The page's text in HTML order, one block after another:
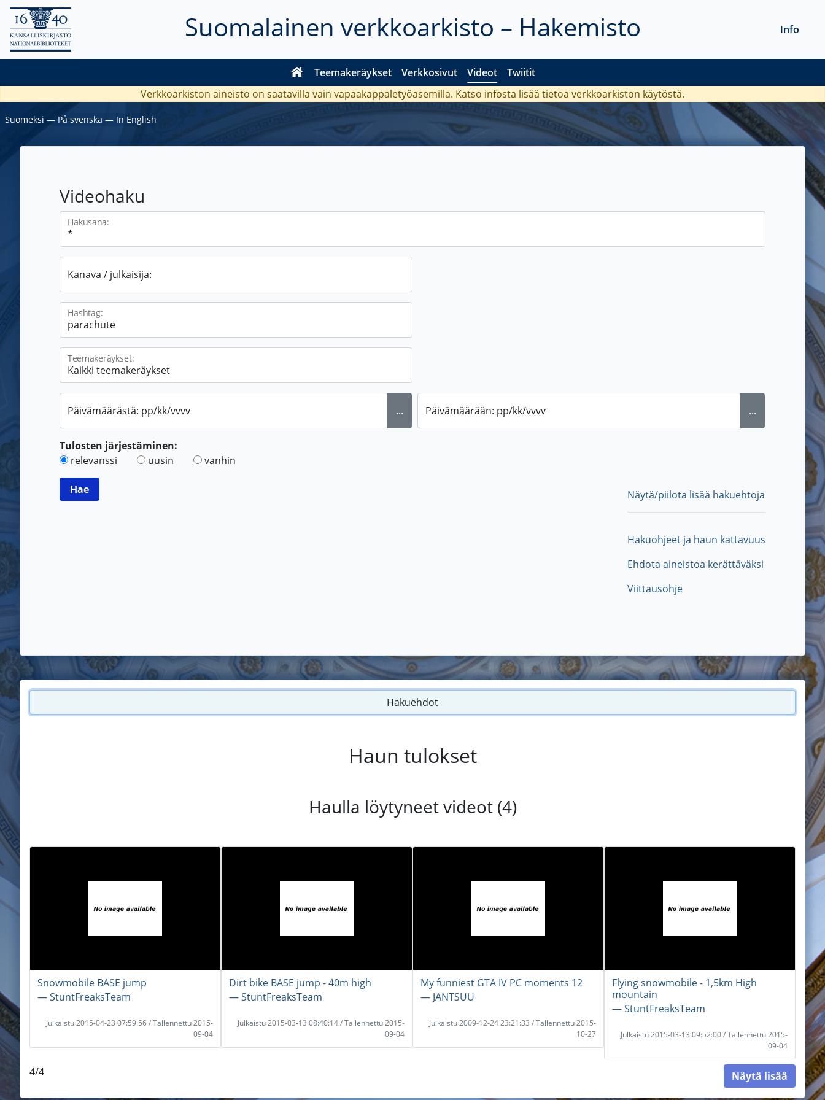
Suomalainen verkkoarkisto – Hakemisto
Teemakeräykset Verkkosivut Videot Twiitit
Info
Verkkoarkiston aineisto on saatavilla vain vapaakappaletyöasemilla. Katso infosta lisää tietoa verkkoarkiston käytöstä.
Suomeksi ― På svenska ― In English
Videohaku
Hakusana:
Kanava / julkaisija:
Hashtag:
Teemakeräykset:
Päivämäärästä: pp/kk/vvvv ... Päivämäärään: pp/kk/vvvv ...
Tulosten järjestäminen:
relevanssi
uusin vanhin
Näytä/piilota lisää hakuehtoja
Hakuohjeet ja haun kattavuus
Ehdota aineistoa kerättäväksi
Viittausohje
Hakuehdot
Haun tulokset
Haulla löytyneet videot (4)
Snowmobile BASE jump
― StuntFreaksTeam
Julkaistu 2015-04-23 07:59:56 / Tallennettu 2015-
09-04
Dirt bike BASE jump - 40m high
― StuntFreaksTeam
Julkaistu 2015-03-13 08:40:14 / Tallennettu 2015-
09-04
My funniest GTA IV PC moments 12
― JANTSUU
Julkaistu 2009-12-24 23:21:33 / Tallennettu 2015-
10-27
Flying snowmobile - 1,5km High
mountain
― StuntFreaksTeam
Julkaistu 2015-03-13 09:52:00 / Tallennettu 2015-
09-04
4/4 Näytä lisää